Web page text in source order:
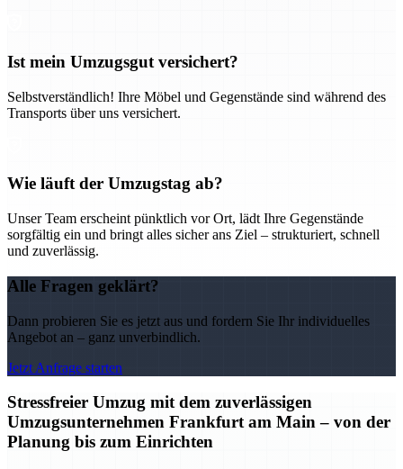
Ist mein Umzugsgut versichert?
Selbstverständlich! Ihre Möbel und Gegenstände sind während des
Transports über uns versichert.
Wie läuft der Umzugstag ab?
Unser Team erscheint pünktlich vor Ort, lädt Ihre Gegenstände
sorgfältig ein und bringt alles sicher ans Ziel – strukturiert, schnell
und zuverlässig.
Alle Fragen geklärt?
Dann probieren Sie es jetzt aus und fordern Sie Ihr individuelles
Angebot an – ganz unverbindlich.
Jetzt Anfrage starten
Stressfreier Umzug mit dem zuverlässigen
Umzugsunternehmen Frankfurt am Main – von der
Planung bis zum Einrichten